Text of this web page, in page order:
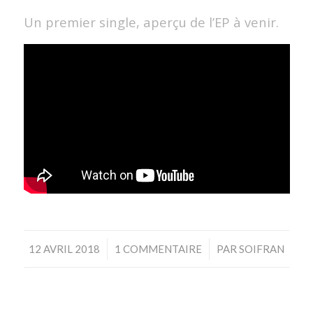
Un premier single, aperçu de l’EP à venir.
12 AVRIL 2018
/ 1 COMMENTAIRE
/ PAR SOIFRAN